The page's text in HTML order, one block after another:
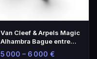
Van Cleef & Arpels Magic
Alhambra Bague entre
les doigts
5 000 – 6 000 €